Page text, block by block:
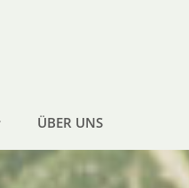
ÜBER UNS